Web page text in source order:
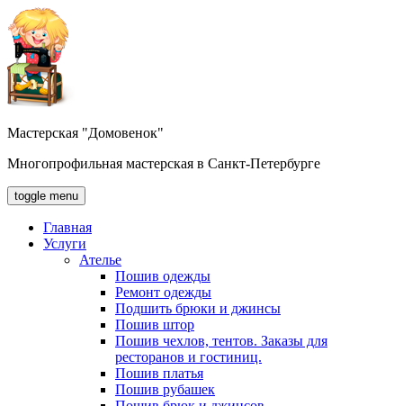
Мастерская "Домовенок"
Многопрофильная мастерская в Санкт-Петербурге
toggle menu
Главная
Услуги
Ателье
Пошив одежды
Ремонт одежды
Подшить брюки и джинсы
Пошив штор
Пошив чехлов, тентов. Заказы для
ресторанов и гостиниц.
Пошив платья
Пошив рубашек